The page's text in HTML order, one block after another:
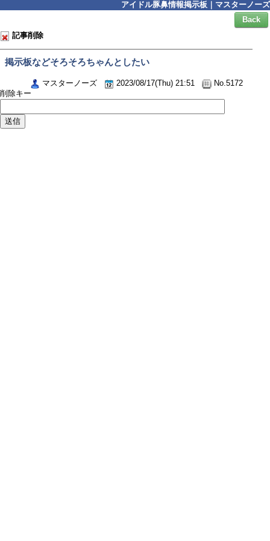
アイドル豚鼻情報掲示板｜マスターノーズ
Back
記事削除
掲示板などそろそろちゃんとしたい
マスターノーズ 2023/08/17(Thu) 21:51
No.5172
削除キー